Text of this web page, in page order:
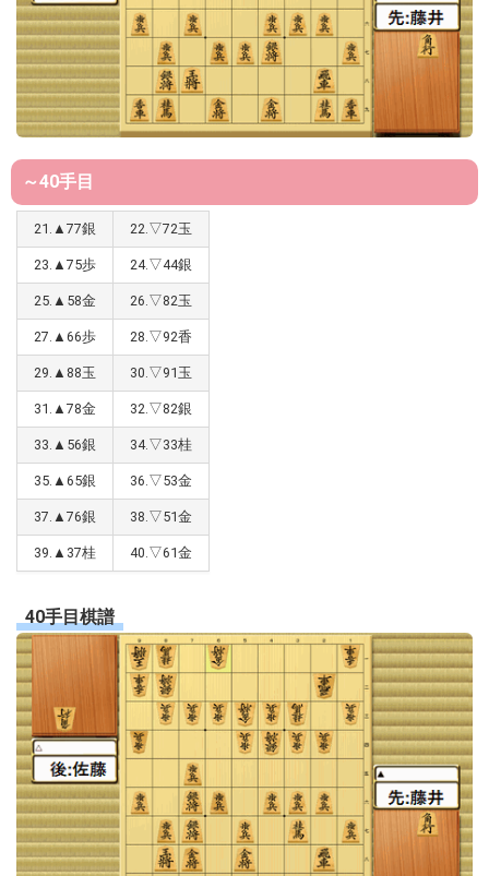
～40手目
21.▲77銀 22.▽72玉
23.▲75歩 24.▽44銀
25.▲58金 26.▽82玉
27.▲66歩 28.▽92香
29.▲88玉 30.▽91玉
31.▲78金 32.▽82銀
33.▲56銀 34.▽33桂
35.▲65銀 36.▽53金
37.▲76銀 38.▽51金
39.▲37桂 40.▽61金
40手目棋譜